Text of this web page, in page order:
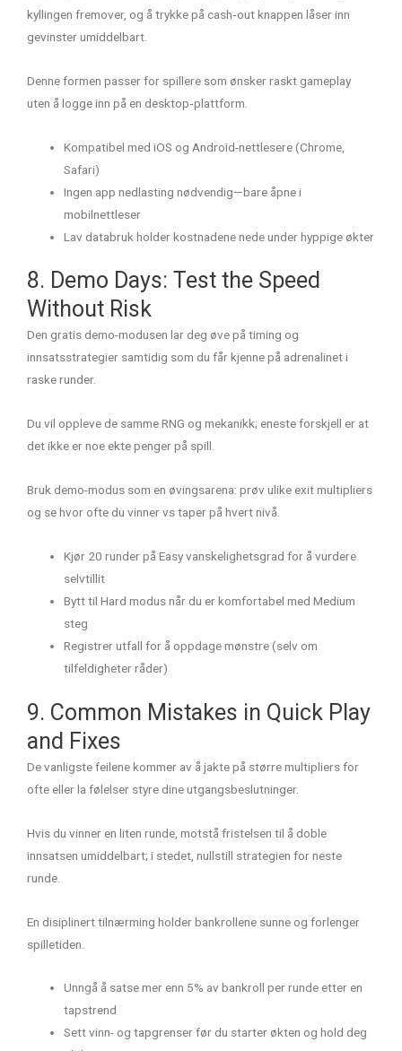
kyllingen fremover, og å trykke på cash‑out knappen låser inn
gevinster umiddelbart.
Denne formen passer for spillere som ønsker raskt gameplay
uten å logge inn på en desktop‑plattform.
Kompatibel med iOS og Android-nettlesere (Chrome,
Safari)
Ingen app nedlasting nødvendig—bare åpne i
mobilnettleser
Lav databruk holder kostnadene nede under hyppige økter
8. Demo Days: Test the Speed
Without Risk
Den gratis demo-modusen lar deg øve på timing og
innsatsstrategier samtidig som du får kjenne på adrenalinet i
raske runder.
Du vil oppleve de samme RNG og mekanikk; eneste forskjell er at
det ikke er noe ekte penger på spill.
Bruk demo-modus som en øvingsarena: prøv ulike exit multipliers
og se hvor ofte du vinner vs taper på hvert nivå.
Kjør 20 runder på Easy vanskelighetsgrad for å vurdere
selvtillit
Bytt til Hard modus når du er komfortabel med Medium
steg
Registrer utfall for å oppdage mønstre (selv om
tilfeldigheter råder)
9. Common Mistakes in Quick Play
and Fixes
De vanligste feilene kommer av å jakte på større multipliers for
ofte eller la følelser styre dine utgangsbeslutninger.
Hvis du vinner en liten runde, motstå fristelsen til å doble
innsatsen umiddelbart; i stedet, nullstill strategien for neste
runde.
En disiplinert tilnærming holder bankrollene sunne og forlenger
spilletiden.
Unngå å satse mer enn 5% av bankroll per runde etter en
tapstrend
Sett vinn- og tapgrenser før du starter økten og hold deg